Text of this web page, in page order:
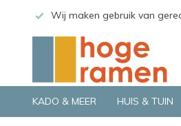
Wij maken gebruik van
KADO & MEER HUIS & TUIN